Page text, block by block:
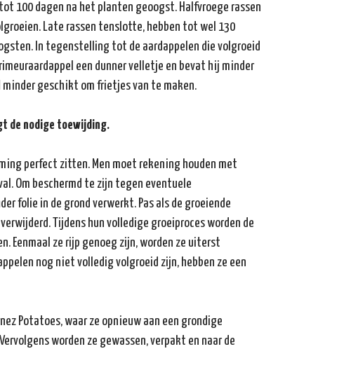
100 dagen na het planten geoogst. Halfvroege rassen
Late rassen tenslotte, hebben tot wel 130
In tegenstelling tot de aardappelen die volgroeid
een dunner velletje en bevat hij minder
geschikt om frietjes van te maken.
de nodige toewijding.
perfect zitten. Men moet rekening houden met
Om beschermd te zijn tegen eventuele
folie in de grond verwerkt. Pas als de groeiende
Tijdens hun volledige groeiproces worden de
Eenmaal ze rijp genoeg zijn, worden ze uiterst
nog niet volledig volgroeid zijn, hebben ze een
Potatoes, waar ze opnieuw aan een grondige
worden ze gewassen, verpakt en naar de